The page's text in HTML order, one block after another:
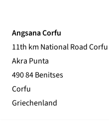
Angsana Corfu
11th km National Road
Akra Punta
490 84 Benitses
Corfu
Griechenland